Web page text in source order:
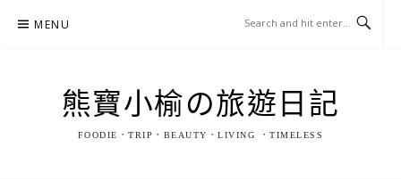
MENU
熊寶小榆の旅遊日記
FOODIE．TRIP．BEAUTY．LIVING ．TIMELESS